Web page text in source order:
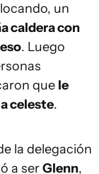
un
caldera con
. Luego
que le
celeste.
la delegación
a serGlenn,